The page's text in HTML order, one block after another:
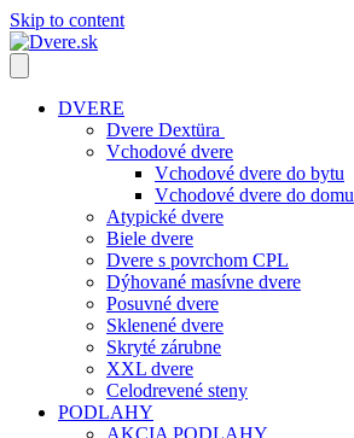
Skip to content
DVERE
Dvere Dextüra
Vchodové dvere
Vchodové dvere do bytu
Vchodové dvere do domu
Atypické dvere
Biele dvere
Dvere s povrchom CPL
Dýhované masívne dvere
Posuvné dvere
Sklenené dvere
Skryté zárubne
XXL dvere
Celodrevené steny
PODLAHY
AKCIA PODLAHY